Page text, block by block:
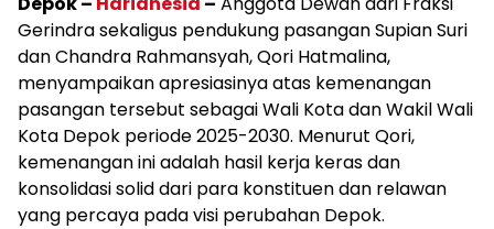
Gerindra sekaligus pendukung pasangan Supian Suri
dan Chandra Rahmansyah, Qori Hatmalina,
menyampaikan apresiasinya atas kemenangan
pasangan tersebut sebagai Wali Kota dan Wakil Wali
Kota Depok periode 2025-2030. Menurut Qori,
kemenangan ini adalah hasil kerja keras dan
konsolidasi solid dari para konstituen dan relawan
yang percaya pada visi perubahan Depok.